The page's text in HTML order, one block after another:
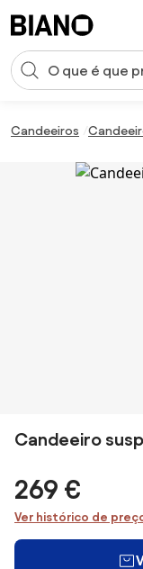
Entrada de pesquisa
Candeeiros
Candeeiro
269 €
Ver histórico de